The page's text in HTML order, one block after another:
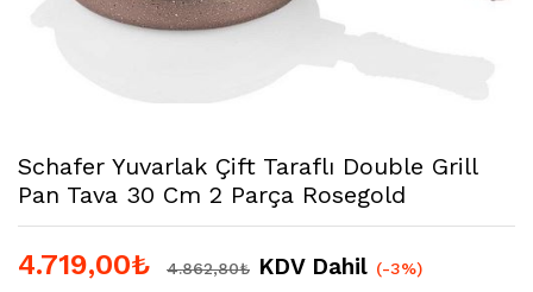
Schafer Yuvarlak Çift Taraflı Double Grill
Pan Tava 30 Cm 2 Parça Rosegold
4.719,00₺ 4.862,80₺ KDV Dahil (-3%)